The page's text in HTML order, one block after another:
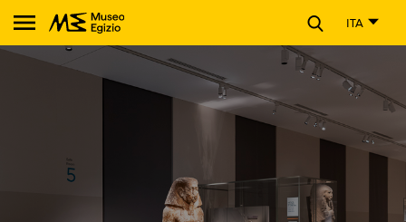
CHIUDI
Cerca nel sito del Museo Egizio
ITA